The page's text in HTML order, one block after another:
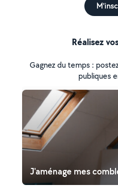
Réalisez
Gagnez du temps :
publiques
J'aménage mes